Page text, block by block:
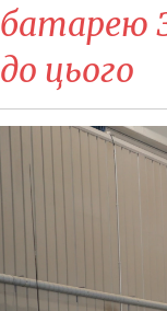
батарею
до цього